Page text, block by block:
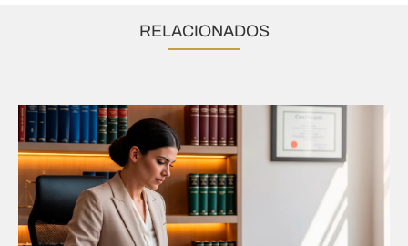
RELACIONADOS